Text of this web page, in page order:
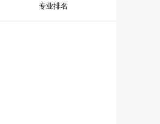
专业排名